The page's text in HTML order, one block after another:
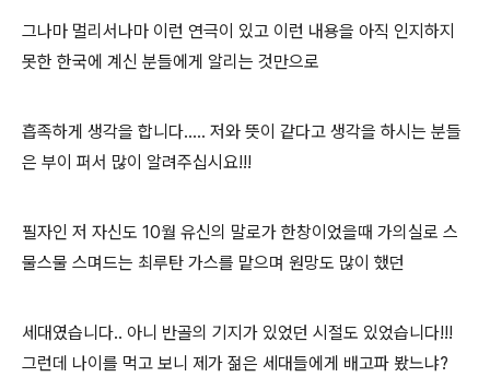
그나마 멀리서나마 이런 연극이 있고 이런 내용을 아직 인지하지
못한 한국에 계신 분들에게 알리는 것만으로
흡족하게 생각을 합니다..... 저와 뜻이 같다고 생각을 하시는 분들
은 부이 퍼서 많이 알려주십시요!!!
필자인 저 자신도 10월 유신의 말로가 한창이었을때 가의실로 스
물스물 스며드는 최루탄 가스를 맡으며 원망도 많이 했던
세대였습니다.. 아니 반골의 기지가 있었던 시절도 있었습니다!!!
그런데 나이를 먹고 보니 제가 젊은 세대들에게 배고파 봤느냐?